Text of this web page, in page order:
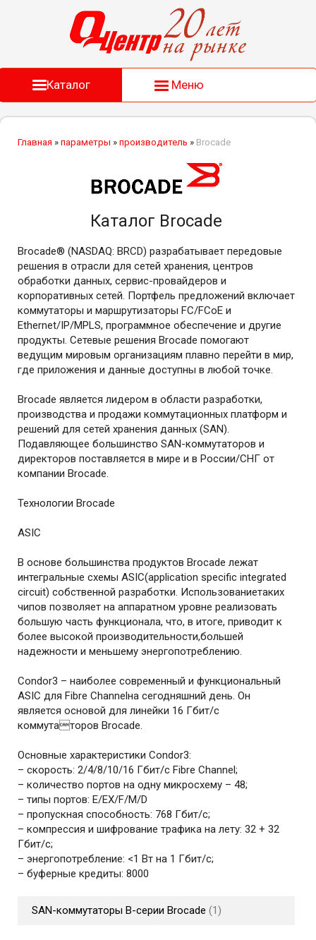
Каталог Меню
Главная » параметры » производитель » Brocade
Каталог Brocade
Brocade® (NASDAQ: BRCD) разрабатывает передовые
решения в отрасли для сетей хранения, центров
обработки данных, сервис-провайдеров и
корпоративных сетей. Портфель предложений включает
коммутаторы и маршрутизаторы FC/FCoE и
Ethernet/IP/MPLS, программное обеспечение и другие
продукты. Сетевые решения Brocade помогают
ведущим мировым организациям плавно перейти в мир,
где приложения и данные доступны в любой точке.
Brocade является лидером в области разработки,
производства и продажи коммутационных платформ и
решений для сетей хранения данных (SAN).
Подавляющее большинство SAN-коммутаторов и
директоров поставляется в мире и в России/СНГ от
компании Brocade.
Технологии Brocade
ASIC
В основе большинства продуктов Brocade лежат
интегральные схемы ASIC(application specific integrated
circuit) собственной разработки. Использованиетаких
чипов позволяет на аппаратном уровне реализовать
большую часть функционала, что, в итоге, приводит к
более высокой производительности,большей
надежности и меньшему энергопотреблению.
Condor3 – наиболее современный и функциональный
ASIC для Fibre Channelна сегодняшний день. Он
является основой для линейки 16 Гбит/c
коммутаторов Brocade.
Основные характеристики Condor3:
– скорость: 2/4/8/10/16 Гбит/c Fibre Channel;
– количество портов на одну микросхему – 48;
– типы портов: E/EX/F/M/D
– пропускная способность: 768 Гбит/c;
– компрессия и шифрование трафика на лету: 32 + 32
Гбит/c;
– энергопотребление: <1 Вт на 1 Гбит/c;
– буферные кредиты: 8000
SAN-коммутаторы B-серии Brocade 1